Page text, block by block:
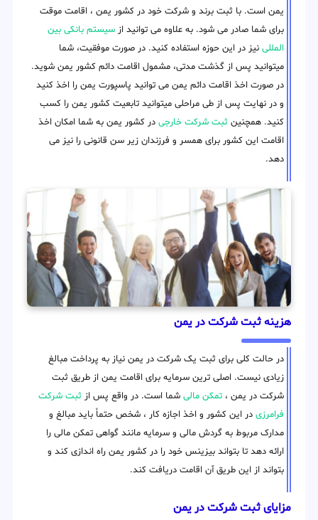
یمن است. با ثبت برند و شرکت خود در کشور یمن ، اقامت موقت
برای شما صادر می شود. به علاوه می توانید از سیستم بانکی بین
المللی نیز در این حوزه استفاده کنید. در صورت موفقیت، شما
میتوانید پس از گذشت مدتی، مشمول اقامت دائم کشور یمن شوید.
در صورت اخذ اقامت دائم یمن می توانید پاسپورت یمن را اخذ کنید
و در نهایت پس از طی مراحلی میتوانید تابعیت کشور یمن را کسب
کنید. همچنین ثبت شرکت خارجی در کشور یمن به شما امکان اخذ
اقامت این کشور برای همسر و فرزندان زیر سن قانونی را نیز می
دهد.
هزینه ثبت شرکت در یمن
در حالت کلی برای ثبت یک شرکت در یمن نیاز به پرداخت مبالغ
زیادی نیست. اصلی ترین سرمایه برای اقامت یمن از طریق ثبت
شرکت در یمن ، تمکن مالی شما است. در واقع پس از ثبت شرکت
فرامرزی در این کشور و اخذ اجازه کار ، شخص حتماً باید مبالغ و
مدارک مربوط به گردش مالی و سرمایه مانند گواهی تمکن مالی را
ارائه دهد تا بتواند بیزینس خود را در کشور یمن راه اندازی کند و
بتواند از این طریق آن اقامت دریافت کند.
مزایای ثبت شرکت در یمن